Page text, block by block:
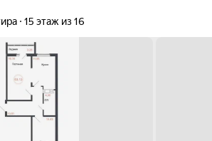
15 этаж из 16